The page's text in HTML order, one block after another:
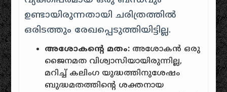
ഉണ്ടായിരുന്നതായി ചരിത്രത്തിൽ
ഒരിടത്തും രേഖപ്പെടുത്തിയിട്ടില്ല.
അശോകന്റെ മതം: അശോകൻ ഒരു
ജൈനമത വിശ്വാസിയായിരുന്നില്ല,
മറിച്ച് കലിംഗ യുദ്ധത്തിനുശേഷം
ബുദ്ധമതത്തിന്റെ ശക്തനായ